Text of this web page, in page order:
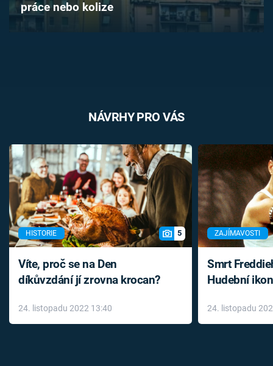
práce nebo kolize
NÁVRHY PRO VÁS
HISTORIE 5
Víte, proč se na Den
díkůvzdání jí zrovna krocan?
24. listopadu 2022 13:40
ZAJÍMAVOSTI
Smrt
Hudební
léky
24. listopadu